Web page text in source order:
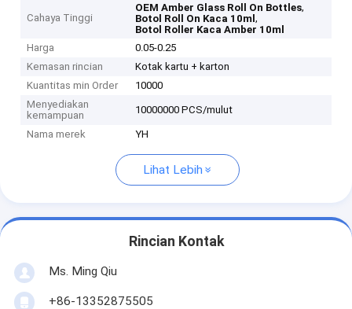
Cahaya Tinggi
OEM Amber Glass Roll On Bottles,
Botol Roll On Kaca 10ml,
Botol Roller Kaca Amber 10ml
Harga
0.05-0.25
Kemasan rincian
Kotak kartu + karton
Kuantitas min Order
10000
Menyediakan
kemampuan
10000000 PCS/mulut
Nama merek YH
Lihat Lebih
Rincian Kontak
Ms. Ming Qiu
+86-13352875505